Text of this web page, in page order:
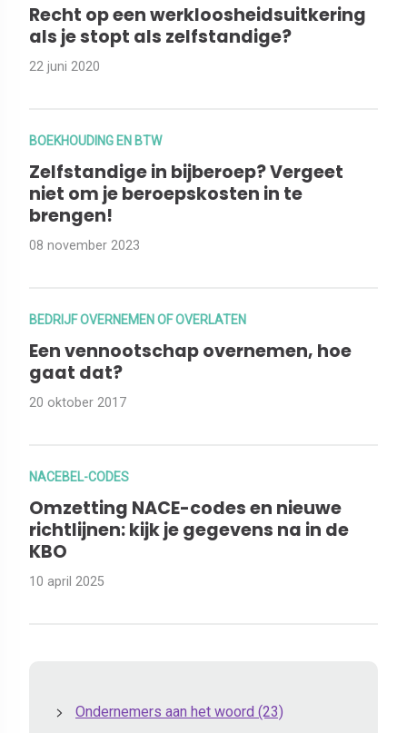
Recht op een werkloosheidsuitkering
als je stopt als zelfstandige?
22 juni 2020
BOEKHOUDING EN BTW
Zelfstandige in bijberoep? Vergeet
niet om je beroepskosten in te
brengen!
08 november 2023
BEDRIJF OVERNEMEN OF OVERLATEN
Een vennootschap overnemen, hoe
gaat dat?
20 oktober 2017
NACEBEL-CODES
Omzetting NACE-codes en nieuwe
richtlijnen: kijk je gegevens na in de
KBO
10 april 2025
Ondernemers aan het woord (23)